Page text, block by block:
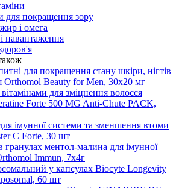
для покращення зору
і омега
навантаження
для покращення стану шкіри, нігтів
Orthomol Beauty for Men, 30х20 мг
для зміцнення волосся
Forte 500 MG Anti-Chute PACK,
імунної системи та зменшення втоми
C Forte, 30 шт
гранулах ментол-малина для імунної
Immun, 7х4г
у капсулах Biocyte Longevity
60 шт